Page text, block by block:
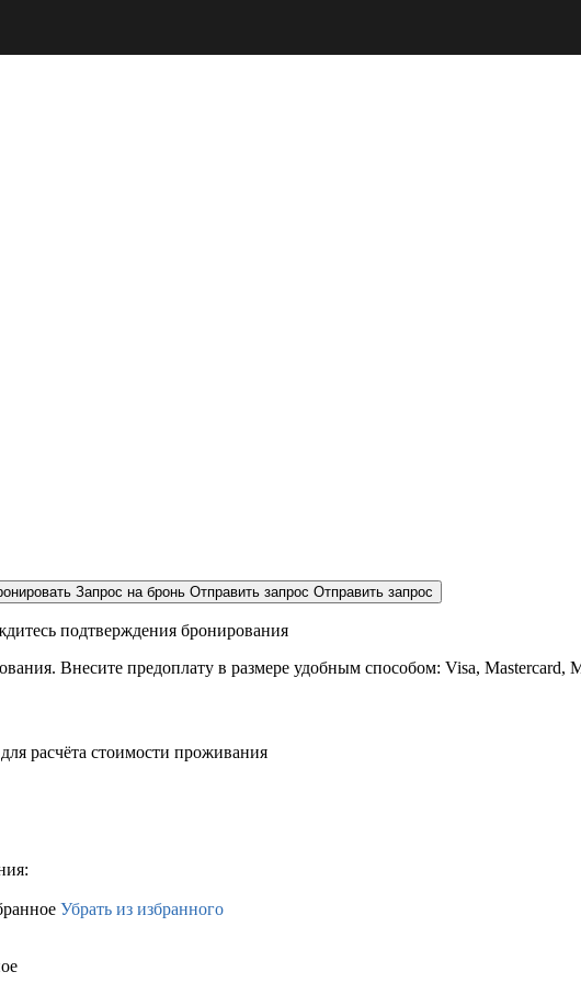
Запрос на бронь Отправить запрос Отправить запрос
подтверждения бронирования
Внесите предоплату в размере удобным способом: Visa,
расчёта стоимости проживания
Убрать из избранного